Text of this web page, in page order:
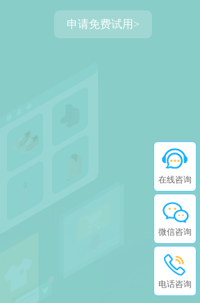
申请免费试用>
在线咨询
微信咨询
电话咨询